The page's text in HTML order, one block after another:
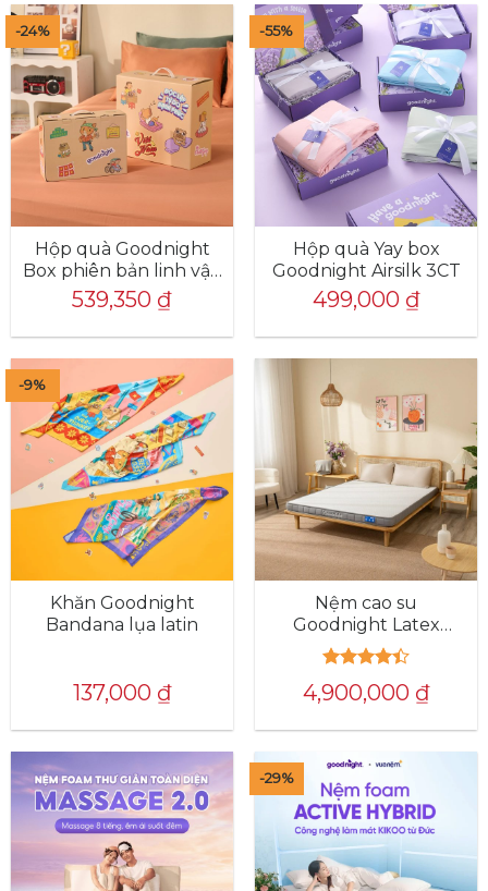
-24%
Hộp quà Goodnight
Box phiên bản linh vật:
Bộ ga chun cao cấp
tencel Goodnight
Airsilk
539,350 ₫
-55%
Hộp quà Yay box
Goodnight Airsilk 3CT
499,000 ₫
-9%
Khăn Goodnight
Bandana lụa latin
137,000 ₫
Nệm cao su
Goodnight Latex
Hybrid (Rena) công
nghệ Active Support
Được xếp
hạng4.4
4,900,000 ₫
-29%